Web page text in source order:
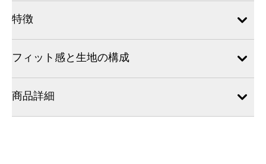
特徴
フィット感と生地の構成
商品詳細